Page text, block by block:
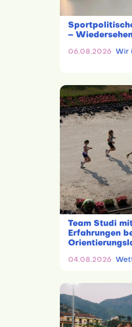
–
06.08.2026 Wir
Team Studi
Erfahrungen
04.08.2026